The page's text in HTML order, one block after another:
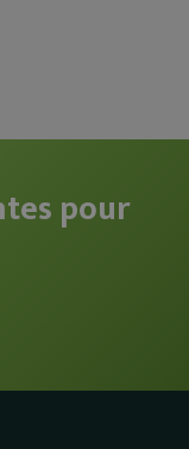
pour